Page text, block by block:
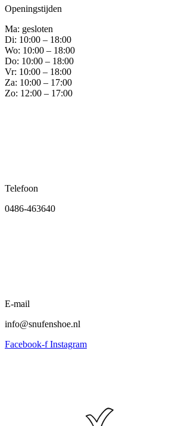
Openingstijden
Ma: gesloten
Di: 10:00 – 18:00
Wo: 10:00 – 18:00
Do: 10:00 – 18:00
Vr: 10:00 – 18:00
Za: 10:00 – 17:00
Zo: 12:00 – 17:00
Telefoon
0486-463640
E-mail
info@snufenshoe.nl
Facebook-f Instagram